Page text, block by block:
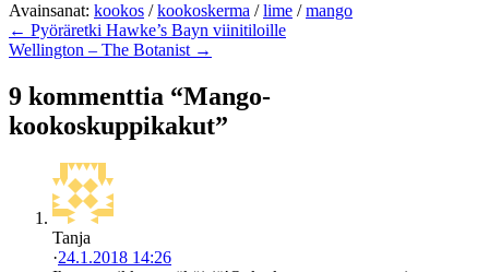
Avainsanat: kookos /kookoskerma /lime /mango
← Pyöräretki Hawke’s Bayn viinitiloille
Wellington – The Botanist →
9 kommenttia “Mango-
kookoskuppikakut”
Tanja
·24.1.2018 14:26